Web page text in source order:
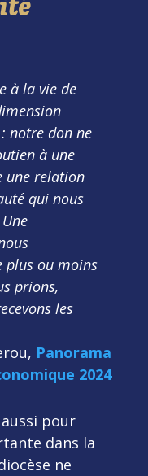
à la vie de
notre don ne
à une
une relation
qui nous
plus ou moins
prions,
les
Panorama
2024
aussi pour
dans la
ne